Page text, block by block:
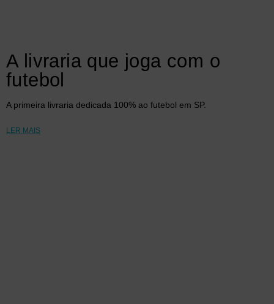
A livraria que joga com o
futebol
A primeira livraria dedicada 100% ao futebol em SP.
LER MAIS